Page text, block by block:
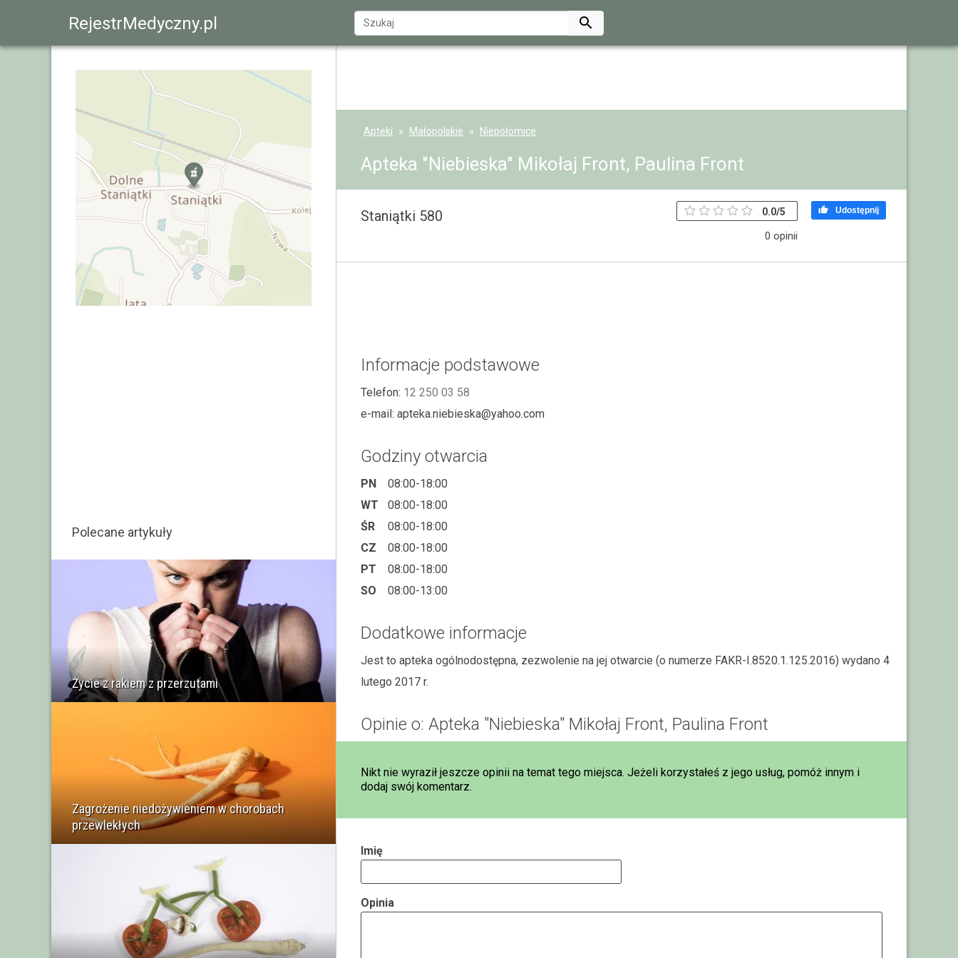
RejestrMedyczny.pl 
Apteki Małopolskie Niepołomice
Apteka "Niebieska" Mikołaj Front, Paulina Front
Staniątki 580 0.0/5
0 opinii
 Udostępnij
Informacje podstawowe
Telefon: 12 250 03 58
e-mail: apteka.niebieska@yahoo.com
Godziny otwarcia
PN
08:00-18:00
WT
08:00-18:00
ŚR
08:00-18:00
CZ
08:00-18:00
PT
08:00-18:00
SO
08:00-13:00
Dodatkowe informacje
Jest to apteka ogólnodostępna, zezwolenie na jej otwarcie (o numerze FAKR-I.8520.1.125.2016) wydano 4
lutego 2017 r.
Opinie o: Apteka "Niebieska" Mikołaj Front, Paulina Front
Nikt nie wyraził jeszcze opinii na temat tego miejsca. Jeżeli korzystałeś z jego usług, pomóż innym i
dodaj swój komentarz.
Imię
Opinia
Polecane artykuły
Życie z rakiem z przerzutami
Zagrożenie niedożywieniem w chorobach
przewlekłych